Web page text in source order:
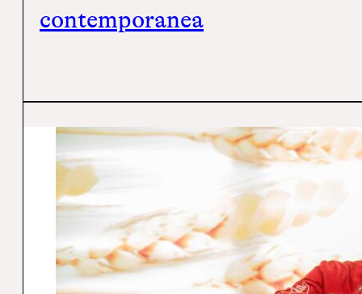
contemporanea